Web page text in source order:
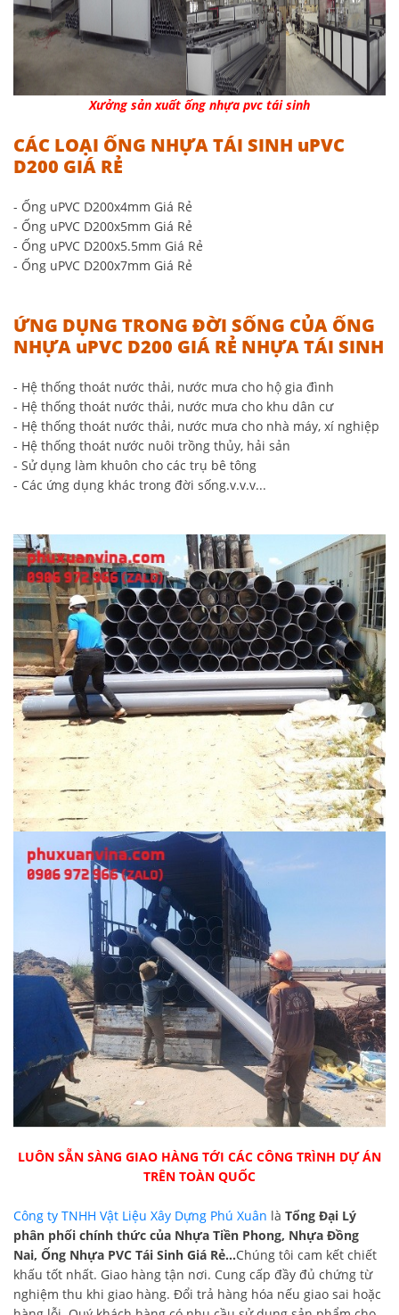
Xưởng sản xuất ống nhựa pvc tái sinh
CÁC LOẠI ỐNG NHỰA TÁI SINH uPVC
D200 GIÁ RẺ
- Ống uPVC D200x4mm Giá Rẻ
- Ống uPVC D200x5mm Giá Rẻ
- Ống uPVC D200x5.5mm Giá Rẻ
- Ống uPVC D200x7mm Giá Rẻ
ỨNG DỤNG TRONG ĐỜI SỐNG CỦA ỐNG
NHỰA uPVC D200 GIÁ RẺ NHỰA TÁI SINH
- Hệ thống thoát nước thải, nước mưa cho hộ gia đình
- Hệ thống thoát nước thải, nước mưa cho khu dân cư
- Hệ thống thoát nước thải, nước mưa cho nhà máy, xí nghiệp
- Hệ thống thoát nước nuôi trồng thủy, hải sản
- Sử dụng làm khuôn cho các trụ bê tông
- Các ứng dụng khác trong đời sống.v.v.v...
LUÔN SẴN SÀNG GIAO HÀNG TỚI CÁC CÔNG TRÌNH DỰ ÁN
TRÊN TOÀN QUỐC
Công ty TNHH Vật Liệu Xây Dựng Phú Xuân là Tổng Đại Lý
phân phối chính thức của Nhựa Tiền Phong, Nhựa Đồng
Nai, Ống Nhựa PVC Tái Sinh Giá Rẻ...Chúng tôi cam kết chiết
khấu tốt nhất. Giao hàng tận nơi. Cung cấp đầy đủ chứng từ
nghiệm thu khi giao hàng. Đổi trả hàng hóa nếu giao sai hoặc